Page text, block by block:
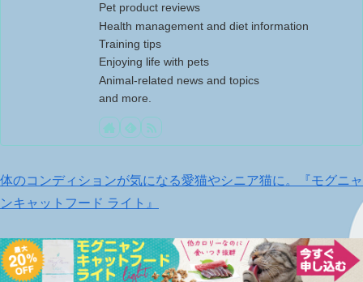
Pet product reviews
Health management and diet information
Training tips
Enjoying life with pets
Animal-related news and topics
and more.
体のコンディションが気になる愛猫やシニア猫に。『モグニャ
ンキャットフード ライト』